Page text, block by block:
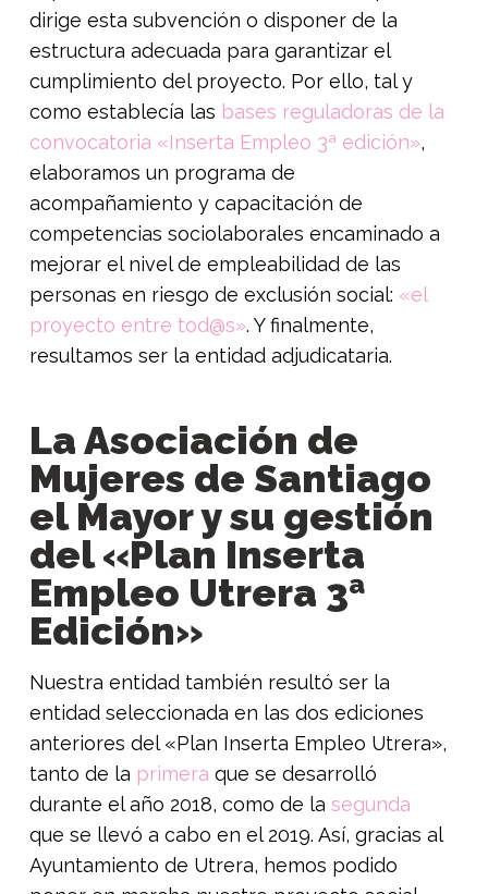
dirige esta subvención o disponer de la
estructura adecuada para garantizar el
cumplimiento del proyecto. Por ello, tal y
como establecía las bases reguladoras de la
convocatoria «Inserta Empleo 3ª edición»,
elaboramos un programa de
acompañamiento y capacitación de
competencias sociolaborales encaminado a
mejorar el nivel de empleabilidad de las
personas en riesgo de exclusión social: «el
proyecto entre tod@s». Y finalmente,
resultamos ser la entidad adjudicataria.
La Asociación de
Mujeres de Santiago
el Mayor y su gestión
del «Plan Inserta
Empleo Utrera 3ª
Edición»
Nuestra entidad también resultó ser la
entidad seleccionada en las dos ediciones
anteriores del «Plan Inserta Empleo Utrera»,
tanto de la primera que se desarrolló
durante el año 2018, como de la segunda
que se llevó a cabo en el 2019. Así, gracias al
Ayuntamiento de Utrera, hemos podido